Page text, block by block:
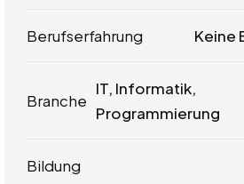
Berufserfahrung Keine
Branche
IT, Informatik,
Programmierung
Bildung